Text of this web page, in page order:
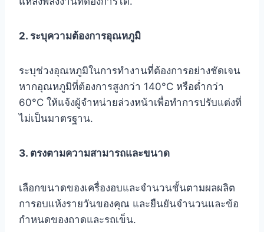
2. ระบุความต้องการอุณหภูมิ
ระบุช่วงอุณหภูมิในการทำงานที่ต้องการอย่างชัดเจน
หากอุณหภูมิที่ต้องการสูงกว่า 140°C หรือต่ำกว่า
60°C ให้แจ้งผู้จำหน่ายล่วงหน้าเพื่อทำการปรับแต่งที่
ไม่เป็นมาตรฐาน.
3. ตรงตามความสามารถและขนาด
เลือกขนาดของเครื่องอบและจำนวนชั้นตามผลผลิต
การอบแห้งรายวันของคุณ และยืนยันจำนวนและข้อ
กำหนดของถาดและรถเข็น.